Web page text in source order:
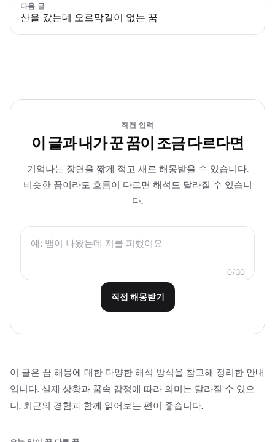
다음 글
산을 갔는데 오르막길이 없는 꿈
직접 입력
이 글과 내가 꾼 꿈이 조금 다르다면
기억나는 장면을 짧게 적고 새로 해몽받을 수 있습니다.
비슷한 꿈이라도 흐름이 다르면 해석도 달라질 수 있습니
다.
0/30
직접 해몽받기
이 글은 꿈 해몽에 대한 다양한 해석 방식을 참고해 정리한 안내
입니다. 실제 상황과 꿈속 감정에 따라 의미는 달라질 수 있으
니, 최근의 경험과 함께 읽어보는 편이 좋습니다.